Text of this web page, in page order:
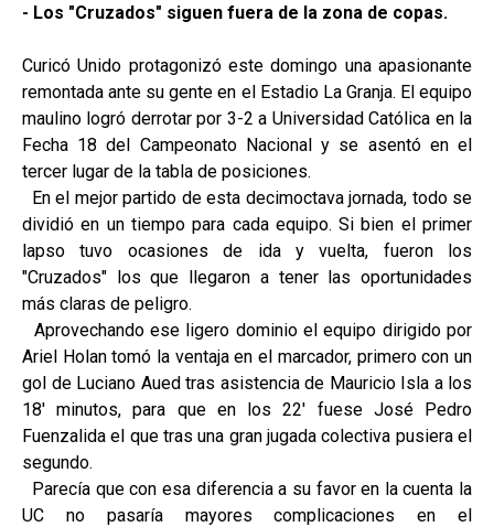
- Los "Cruzados" siguen fuera de la zona de copas.
Curicó Unido protagonizó este domingo una apasionante
remontada ante su gente en el Estadio La Granja. El equipo
maulino logró derrotar por 3-2 a Universidad Católica en la
Fecha 18 del Campeonato Nacional y se asentó en el
tercer lugar de la tabla de posiciones.
En el mejor partido de esta decimoctava jornada, todo se
dividió en un tiempo para cada equipo. Si bien el primer
lapso tuvo ocasiones de ida y vuelta, fueron los
"Cruzados" los que llegaron a tener las oportunidades
más claras de peligro.
Aprovechando ese ligero dominio el equipo dirigido por
Ariel Holan tomó la ventaja en el marcador, primero con un
gol de Luciano Aued tras asistencia de Mauricio Isla a los
18' minutos, para que en los 22' fuese José Pedro
Fuenzalida el que tras una gran jugada colectiva pusiera el
segundo.
Parecía que con esa diferencia a su favor en la cuenta la
UC no pasaría mayores complicaciones en el